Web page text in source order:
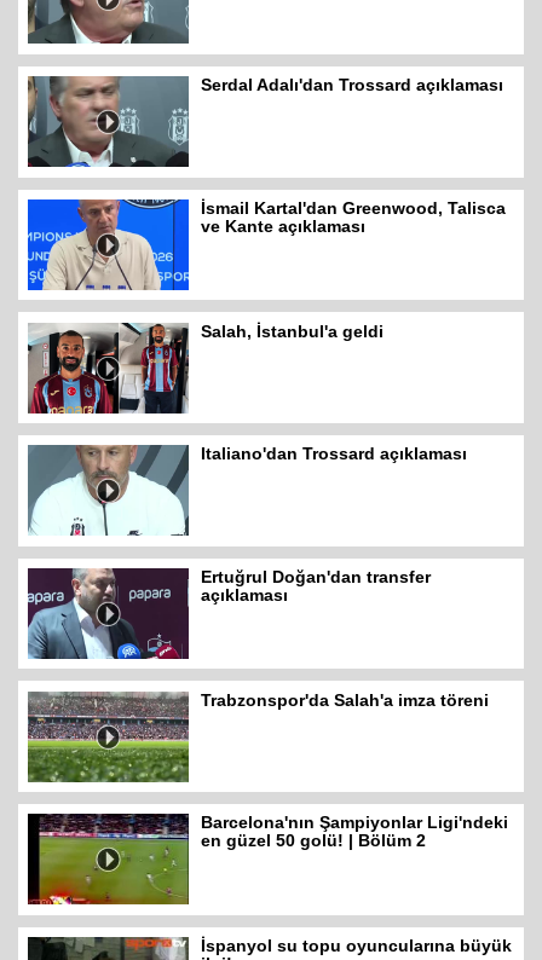
Serdal Adalı'dan Trossard açıklaması
İsmail Kartal'dan Greenwood, Talisca
ve Kante açıklaması
Salah, İstanbul'a geldi
Italiano'dan Trossard açıklaması
Ertuğrul Doğan'dan transfer
açıklaması
Trabzonspor'da Salah'a imza töreni
Barcelona'nın Şampiyonlar Ligi'ndeki
en güzel 50 golü! | Bölüm 2
İspanyol su topu oyuncularına büyük